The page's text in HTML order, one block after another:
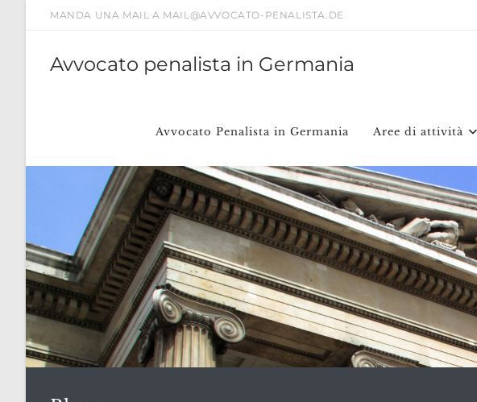
MANDA UNA MAIL A MAIL@AVVOCATO-PENALISTA.DE
Avvocato penalista in Germania
Avvocato Penalista in Germania Aree di attività